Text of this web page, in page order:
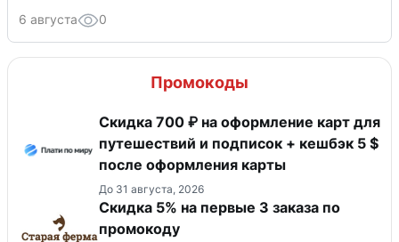
6 августа 0
Промокоды
Скидка 700 ₽ на оформление карт для
путешествий и подписок + кешбэк 5 $
после оформления карты
До 31 августа, 2026
Скидка 5% на первые 3 заказа по
промокоду